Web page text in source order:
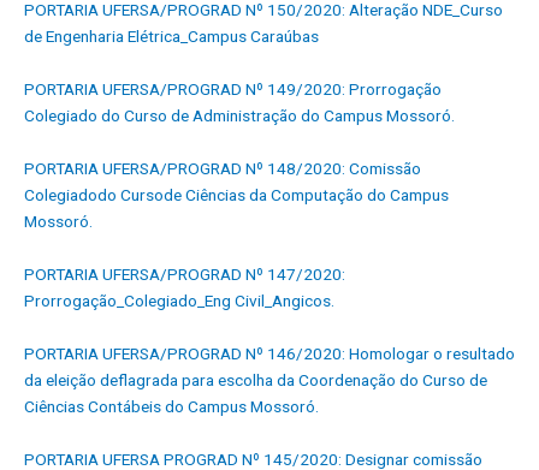
PORTARIA UFERSA/PROGRAD Nº 150/2020: Alteração NDE_Curso
de Engenharia Elétrica_Campus Caraúbas
PORTARIA UFERSA/PROGRAD Nº 149/2020: Prorrogação
Colegiado do Curso de Administração do Campus Mossoró.
PORTARIA UFERSA/PROGRAD Nº 148/2020: Comissão
Colegiadodo Cursode Ciências da Computação do Campus
Mossoró.
PORTARIA UFERSA/PROGRAD Nº 147/2020:
Prorrogação_Colegiado_Eng Civil_Angicos.
PORTARIA UFERSA/PROGRAD Nº 146/2020: Homologar o resultado
da eleição deflagrada para escolha da Coordenação do Curso de
Ciências Contábeis do Campus Mossoró.
PORTARIA UFERSA PROGRAD Nº 145/2020: Designar comissão